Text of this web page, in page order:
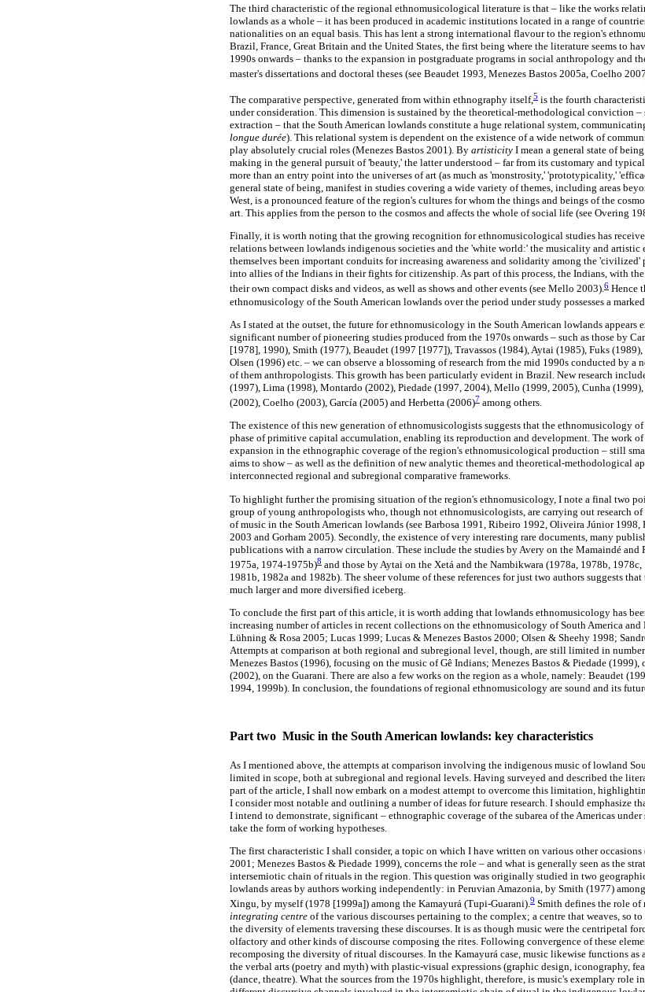
The third characteristic of the regional ethnomusicological literature is that – like the works
lowlands as a whole – it has been produced in academic institutions located in a range of
nationalities on an equal basis. This has lent a strong international flavour to the region's
Brazil, France, Great Britain and the United States, the first being where the literature seems to
1990s onwards – thanks to the expansion in postgraduate programs in social anthropology and
master's dissertations and doctoral theses (see Beaudet 1993, Menezes Bastos 2005a, Coelho
The comparative perspective, generated from within ethnography itself,5 is the fourth
under consideration. This dimension is sustained by the theoretical-methodological conviction –
extraction – that the South American lowlands constitute a huge relational system,
longue durée). This relational system is dependent on the existence of a wide network of
play absolutely crucial roles (Menezes Bastos 2001). By artisticity I mean a general state of
making in the general pursuit of 'beauty,' the latter understood – far from its customary and
more than an entry point into the universes of art (as much as 'monstrosity,' 'prototypicality,'
general state of being, manifest in studies covering a wide variety of themes, including areas
West, is a pronounced feature of the region's cultures for whom the things and beings of the
art. This applies from the person to the cosmos and affects the whole of social life (see Overing
Finally, it is worth noting that the growing recognition for ethnomusicological studies has
relations between lowlands indigenous societies and the 'white world:' the musicality and artistic
themselves been important conduits for increasing awareness and solidarity among the
into allies of the Indians in their fights for citizenship. As part of this process, the Indians, with
their own compact disks and videos, as well as shows and other events (see Mello 2003).6 Hence
ethnomusicology of the South American lowlands over the period under study possesses a
As I stated at the outset, the future for ethnomusicology in the South American lowlands appears
significant number of pioneering studies produced from the 1970s onwards – such as those by
[1978], 1990), Smith (1977), Beaudet (1997 [1977]), Travassos (1984), Aytai (1985), Fuks
Olsen (1996) etc. – we can observe a blossoming of research from the mid 1990s conducted by
of them anthropologists. This growth has been particularly evident in Brazil. New research
(1997), Lima (1998), Montardo (2002), Piedade (1997, 2004), Mello (1999, 2005), Cunha
(2002), Coelho (2003), García (2005) and Herbetta (2006)7 among others.
The existence of this new generation of ethnomusicologists suggests that the ethnomusicology
phase of primitive capital accumulation, enabling its reproduction and development. The work
expansion in the ethnographic coverage of the region's ethnomusicological production – still
aims to show – as well as the definition of new analytic themes and theoretical-methodological
interconnected regional and subregional comparative frameworks.
To highlight further the promising situation of the region's ethnomusicology, I note a final two
group of young anthropologists who, though not ethnomusicologists, are carrying out research
of music in the South American lowlands (see Barbosa 1991, Ribeiro 1992, Oliveira Júnior 1998,
2003 and Gorham 2005). Secondly, the existence of very interesting rare documents, many
publications with a narrow circulation. These include the studies by Avery on the Mamaindé and
1975a, 1974-1975b)8 and those by Aytai on the Xetá and the Nambikwara (1978a, 1978b,
1981b, 1982a and 1982b). The sheer volume of these references for just two authors suggests
much larger and more diversified iceberg.
To conclude the first part of this article, it is worth adding that lowlands ethnomusicology has
increasing number of articles in recent collections on the ethnomusicology of South America
Lühning & Rosa 2005; Lucas 1999; Lucas & Menezes Bastos 2000; Olsen & Sheehy 1998;
Attempts at comparison at both regional and subregional level, though, are still limited in
Menezes Bastos (1996), focusing on the music of Gê Indians; Menezes Bastos & Piedade
(2002), on the Guarani. There are also a few works on the region as a whole, namely: Beaudet
1994, 1999b). In conclusion, the foundations of regional ethnomusicology are sound and its
Part two  Music in the South American lowlands: key characteristics
As I mentioned above, the attempts at comparison involving the indigenous music of lowland
limited in scope, both at subregional and regional levels. Having surveyed and described the
part of the article, I shall now embark on a modest attempt to overcome this limitation,
I consider most notable and outlining a number of ideas for future research. I should emphasize
I intend to demonstrate, significant – ethnographic coverage of the subarea of the Americas
take the form of working hypotheses.
The first characteristic I shall consider, a topic on which I have written on various other occasions
2001; Menezes Bastos & Piedade 1999), concerns the role – and what is generally seen as the
intersemiotic chain of rituals in the region. This question was originally studied in two
lowlands areas by authors working independently: in Peruvian Amazonia, by Smith (1977)
Xingu, by myself (1978 [1999a]) among the Kamayurá (Tupi-Guarani).9 Smith defines the role of
integrating centre of the various discourses pertaining to the complex; a centre that weaves, so
the diversity of elements traversing these discourses. It is as though music were the centripetal
olfactory and other kinds of discourse composing the rites. Following convergence of these
recomposing the diversity of ritual discourses. In the Kamayurá case, music likewise functions
the verbal arts (poetry and myth) with plastic-visual expressions (graphic design, iconography,
(dance, theatre). What the sources from the 1970s highlight, therefore, is music's exemplary role in